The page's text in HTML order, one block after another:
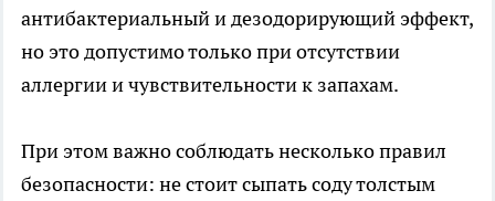
антибактериальный и дезодорирующий эффект,
но это допустимо только при отсутствии
аллергии и чувствительности к запахам.
При этом важно соблюдать несколько правил
безопасности: не стоит сыпать соду толстым